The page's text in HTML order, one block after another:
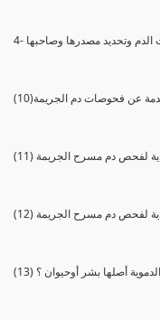
الدم وتحديد مصدرها وصاحبها
عن فحوصات دم الجريمة
لفحص دم مسرح الجريمة
لفحص دم مسرح الجريمة
الدموية أصلها بشر أوحيوان ؟